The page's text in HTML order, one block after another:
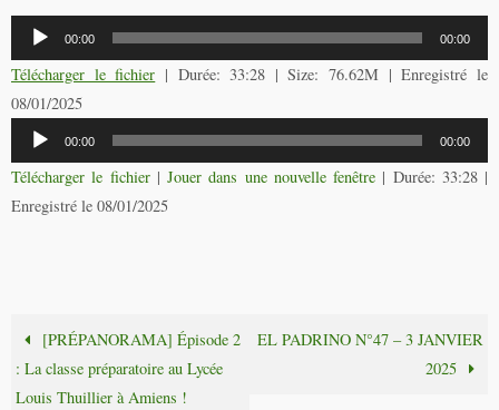
Lecteur
audio
00:00 00:00
Télécharger le fichier | Durée: 33:28 | Size: 76.62M | Enregistré le
08/01/2025
Lecteur
audio
00:00 00:00
Télécharger le fichier| Jouer dans une nouvelle fenêtre | Durée: 33:28|
Enregistré le 08/01/2025
[PRÉPANORAMA] Épisode 2
: La classe préparatoire au Lycée
Louis Thuillier à Amiens !
EL PADRINO N°47 – 3 JANVIER
2025